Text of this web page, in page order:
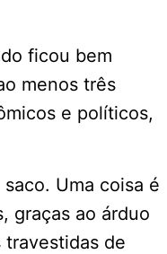
ficou bem
menos três
e políticos,
Uma coisa é
graças ao árduo
de